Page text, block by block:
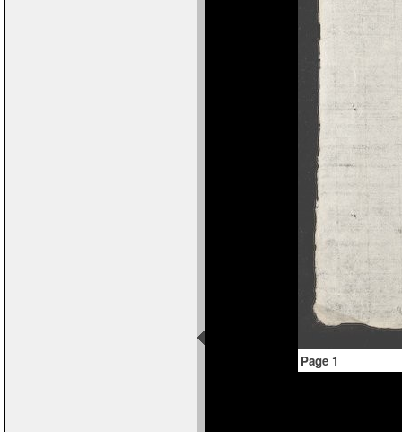
Page 1